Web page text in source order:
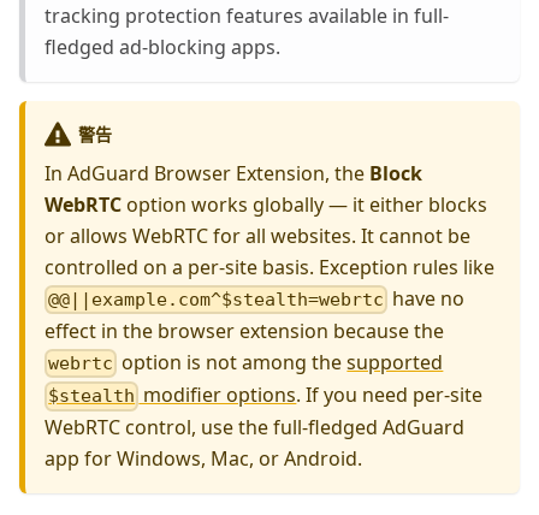
tracking protection features available in full-
fledged ad-blocking apps.
警告
In AdGuard Browser Extension, the Block
WebRTCoption works globally — it either blocks
or allows WebRTC for all websites. It cannot be
controlled on a per-site basis. Exception rules like
@@||example.com^$stealth=webrtc have no
effect in the browser extension because the
webrtc option is not among thesupported
$stealth modifier options. If you need per-site
WebRTC control, use the full-fledged AdGuard
app for Windows, Mac, or Android.